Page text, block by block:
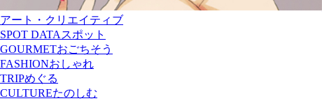
アート・クリエイティブ
SPOT DATA スポット
GOURMETおごちそう
FASHIONおしゃれ
TRIPめぐる
CULTUREたのしむ